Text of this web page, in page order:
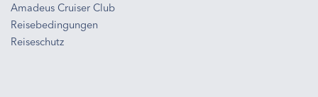
Amadeus Cruiser Club
Reisebedingungen
Reiseschutz